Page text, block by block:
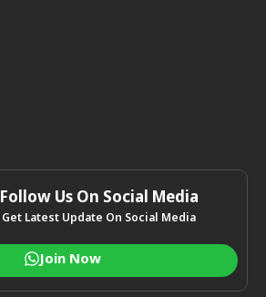
Follow Us On Social Media
Get Latest Update On Social Media
Join Now